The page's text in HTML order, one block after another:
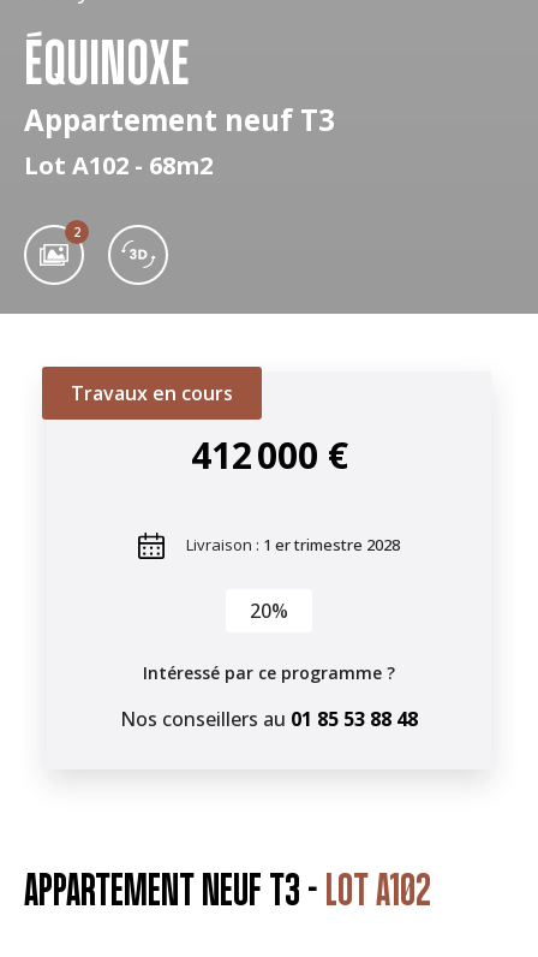
ÉQUINOXE
Appartement neuf T3
Lot A102 - 68m2
2
Travaux en cours
412 000 €
Livraison : 1 er trimestre 2028
20%
Intéressé par ce programme ?
Nos conseillers au 01 85 53 88 48
APPARTEMENT NEUF T3 - LOT A102